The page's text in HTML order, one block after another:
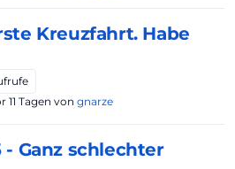
Kreuzfahrt. Habe
11 Tagen von gnarze
- Ganz schlechter